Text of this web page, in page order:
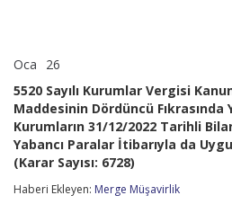
Oca 26
Kurumlar
Vergisi
Kanununun
Geçici
üncü
Maddesinin
5520 Sayılı Kurumlar Vergisi
Maddesinin Dördüncü Fıkrasında
Kurumların 31/12/2022 Tarihli
Yabancı Paralar İtibarıyla da
(Karar Sayısı: 6728)
Haberi Ekleyen: Merge Müşavirlik